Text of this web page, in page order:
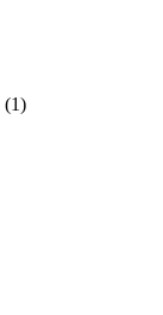
(1)